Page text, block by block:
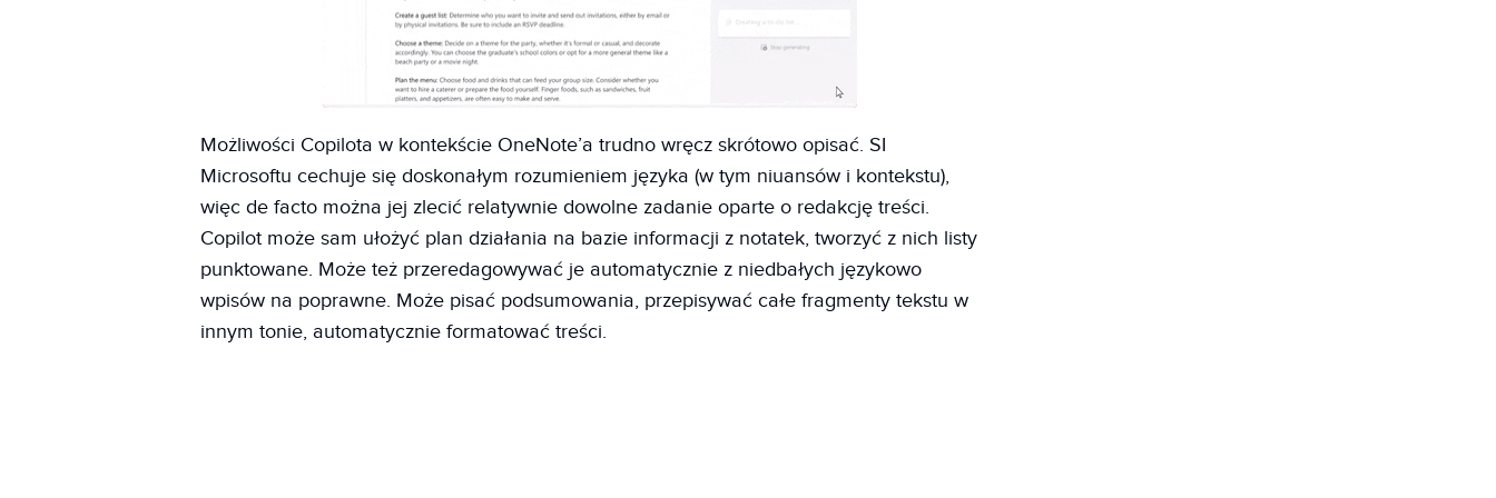
Możliwości Copilota w kontekście OneNote’a trudno wręcz skrótowo opisać. SI
Microsoftu cechuje się doskonałym rozumieniem języka (w tym niuansów i kontekstu),
więc de facto można jej zlecić relatywnie dowolne zadanie oparte o redakcję treści.
Copilot może sam ułożyć plan działania na bazie informacji z notatek, tworzyć z nich listy
punktowane. Może też przeredagowywać je automatycznie z niedbałych językowo
wpisów na poprawne. Może pisać podsumowania, przepisywać całe fragmenty tekstu w
innym tonie, automatycznie formatować treści.